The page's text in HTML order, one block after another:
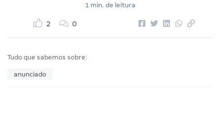
1 min. de leitura
2 0
Tudo que sabemos sobre:
anunciado